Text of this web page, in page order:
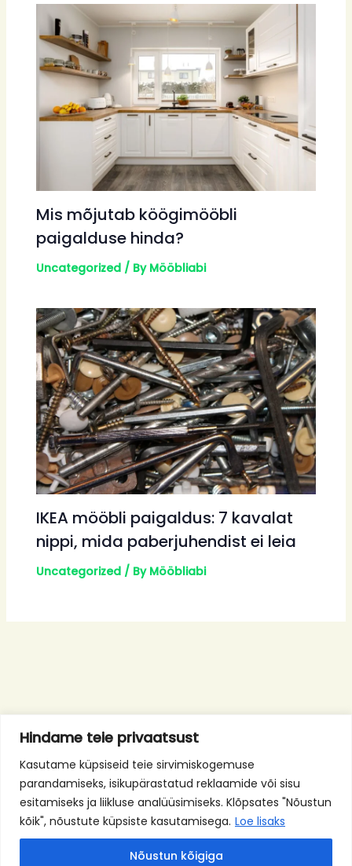
Hindame teie privaatsust
Kasutame küpsiseid teie sirvimiskogemuse
parandamiseks, isikupärastatud reklaamide või sisu
esitamiseks ja liikluse analüüsimiseks. Klõpsates "Nõustun
kõik", nõustute küpsiste kasutamisega. Loe lisaks
Nõustun kõigiga
Mis mõjutab köögimööbli
paigalduse hinda?
Uncategorized/ By Mööbliabi
IKEA mööbli paigaldus: 7 kavalat
nippi, mida paberjuhendist ei leia
Uncategorized/ By Mööbliabi
Instagram